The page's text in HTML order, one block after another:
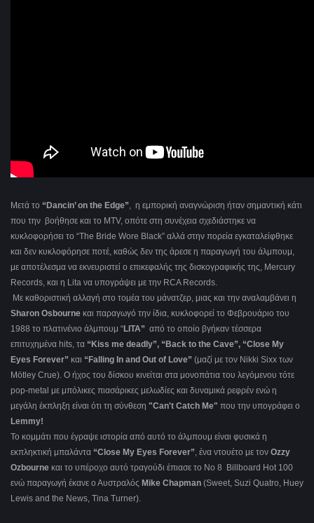
Μετά το “Dancin’ on the Edge” , η εμπορική αναγνώριση ήταν σημαντική κάτι
που την βοήθησε και το MTV, οπότε στη συνέχεια σχεδιάστηκε να
κυκλοφορήσει το “The Bride Wore Black” αλλά στην πορεία εγκαταλείφθηκε
και δεν κυκλοφόρησε ποτέ, καθώς δεν της άρεσε η παραγωγή του άλμπουμ,
με αποτέλεσμα να εκνευριστεί ο επικεφαλής της δισκογραφικής της, Mercury
Records, και η Lita να υπογράψει με την RCA Records.
Με καθοριστική αλλαγή στο τομέα του μάνατζερ, μιας και την αναλαμβάνει η
Sharon Osbourne και παραγωγό την ίδια, κυκλοφορεί το Φεβρουάριο του
1988 το πλατινένιο άλμπουμ “LITA” από το οποίο βγήκαν τέσσερα
επιτυχημένα hits, τα “Kiss me deadly”, “Back to the Cave”, “Close My
Eyes Forever” και “Falling In and Out of Love” (μαζί με τον Nikki Sixx των
Mötley Crue). Ο ήχος του δίσκου κινείται στα μονοπάτια του λεγόμενου τότε
pop-metal με μπόλικες πιασάρικες μελωδίες και δυναμικά ρεφρέν ενώ η
μεγάλη έκπληξη είναι ότι τη σύνθεση "Can't Catch Me" που την υπογράφει ο
Lemmy!
Το κομμάτι που έγραψε ιστορία από αυτό το άλμπουμ είναι φυσικά η
εκπληκτική μπαλάντα “Close My Eyes Forever” , ένα ντουέτο με τον Ozzy
Ozbourne και το υπέροχο αυτό τραγούδι έπιασε το No 8 Billboard Hot 100
ενώ παραγωγή έκανε ο Αυστραλός Mike Chapman (Sweet, Suzi Quatro, Huey
Lewis and the News, Tina Turner).